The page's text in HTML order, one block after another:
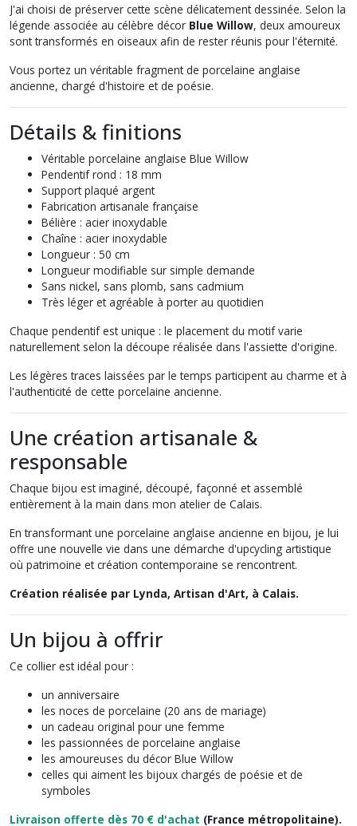
J'ai choisi de préserver cette scène délicatement dessinée. Selon la
légende associée au célèbre décor Blue Willow, deux amoureux
sont transformés en oiseaux afin de rester réunis pour l'éternité.
Vous portez un véritable fragment de porcelaine anglaise
ancienne, chargé d'histoire et de poésie.
Détails & finitions
Véritable porcelaine anglaise Blue Willow
Pendentif rond : 18 mm
Support plaqué argent
Fabrication artisanale française
Bélière : acier inoxydable
Chaîne : acier inoxydable
Longueur : 50 cm
Longueur modifiable sur simple demande
Sans nickel, sans plomb, sans cadmium
Très léger et agréable à porter au quotidien
Chaque pendentif est unique : le placement du motif varie
naturellement selon la découpe réalisée dans l'assiette d'origine.
Les légères traces laissées par le temps participent au charme et à
l'authenticité de cette porcelaine ancienne.
Une création artisanale &
responsable
Chaque bijou est imaginé, découpé, façonné et assemblé
entièrement à la main dans mon atelier de Calais.
En transformant une porcelaine anglaise ancienne en bijou, je lui
offre une nouvelle vie dans une démarche d'upcycling artistique
où patrimoine et création contemporaine se rencontrent.
Création réalisée par Lynda, Artisan d'Art, à Calais.
Un bijou à offrir
Ce collier est idéal pour :
un anniversaire
les noces de porcelaine (20 ans de mariage)
un cadeau original pour une femme
les passionnées de porcelaine anglaise
les amoureuses du décor Blue Willow
celles qui aiment les bijoux chargés de poésie et de
symboles
Livraison offerte dès 70 € d'achat (France métropolitaine).